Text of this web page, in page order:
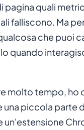
pagina quali
falliscono. Ma
che puoi
quando
molto tempo, ho
una piccola parte
un'estensione